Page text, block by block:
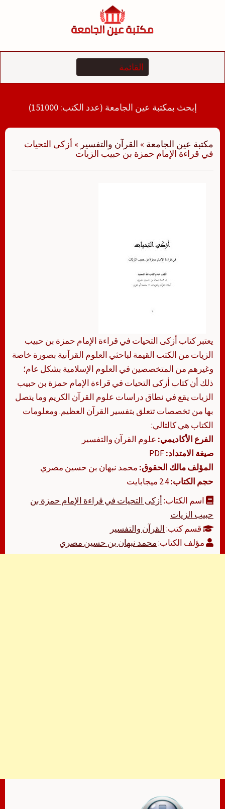
إبحث بمكتبة عين الجامعة (عدد الكتب: 151000)
مكتبة عين الجامعة » القرآن والتفسير » أزكى التحيات
في قراءة الإمام حمزة بن حبيب الزيات
يعتبر كتاب أزكى التحيات في قراءة الإمام حمزة بن حبيب
الزيات من الكتب القيمة لباحثي العلوم القرآنية بصورة خاصة
وغيرهم من المتخصصين في العلوم الإسلامية بشكل عام؛
ذلك أن كتاب أزكى التحيات في قراءة الإمام حمزة بن حبيب
الزيات يقع في نطاق دراسات علوم القرآن الكريم وما يتصل
بها من تخصصات تتعلق بتفسير القرآن العظيم. ومعلومات
الكتاب هي كالتالي:
الفرع الأكاديمي: علوم القرآن والتفسير
صيغة الامتداد:
المؤلف مالك الحقوق: محمد نبهان بن حسين مصري
حجم الكتاب:2.4 ميجابايت
اسم الكتاب:أزكى التحيات في قراءة الإمام حمزة بن
حبيب الزيات
قسم كتب:القرآن والتفسير
مؤلف الكتاب:محمد نبهان بن حسين مصري